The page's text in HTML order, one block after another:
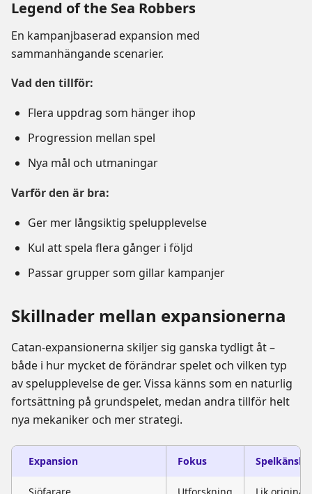
Legend of the Sea Robbers
En kampanjbaserad expansion med
sammanhängande scenarier.
Vad den tillför:
Flera uppdrag som hänger ihop
Progression mellan spel
Nya mål och utmaningar
Varför den är bra:
Ger mer långsiktig spelupplevelse
Kul att spela flera gånger i följd
Passar grupper som gillar kampanjer
Skillnader mellan expansionerna
Catan-expansionerna skiljer sig ganska tydligt åt –
både i hur mycket de förändrar spelet och vilken typ
av spelupplevelse de ger. Vissa känns som en naturlig
fortsättning på grundspelet, medan andra tillför helt
nya mekaniker och mer strategi.
Expansion Fokus Spelkänsla
Sjöfarare Utforskning Lik